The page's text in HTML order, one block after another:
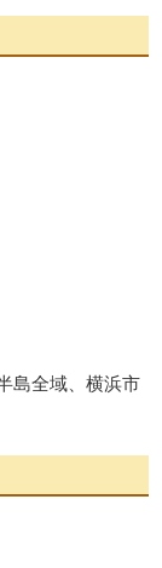
島全域、横浜市